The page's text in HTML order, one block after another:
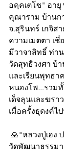
อคฺคเตโช" อายุ
คุณาราม บ้านก
จ.สุรินทร์ เกจิส
ความเมตตา เ
มีวาจาสิทธิ์ ท่า
วัดสุทธิวงศา บ้
และเรียนพุทธา
หนองโพ...รวม
เด็จลุนและฆรา
เมื่อครั้งธุดงค์ไ
วัดพัฒนาธรรม